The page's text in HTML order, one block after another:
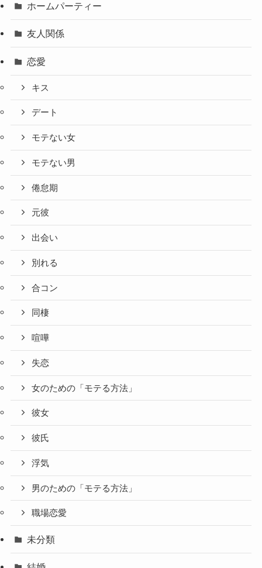
ホームパーティー
友人関係
恋愛
キス
デート
モテない女
モテない男
倦怠期
元彼
出会い
別れる
合コン
同棲
喧嘩
失恋
女のための「モテる方法」
彼女
彼氏
浮気
男のための「モテる方法」
職場恋愛
未分類